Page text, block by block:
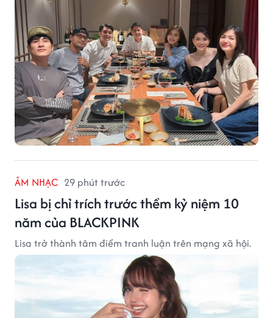
ÂM NHẠC 29 phút trước
Lisa bị chỉ trích trước thềm kỷ niệm 10
năm của BLACKPINK
Lisa trở thành tâm điểm tranh luận trên mạng xã hội.